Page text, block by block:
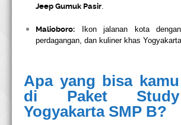
Jeep Gumuk Pasir
Malioboro: Ikon jalanan kota
perdagangan, dan kuliner khas Yogyakarta.
Apa yang bisa
di Paket
Yogyakarta SMP B?